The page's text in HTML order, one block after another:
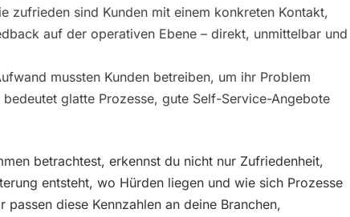
zufrieden sind Kunden mit einem konkreten Kontakt,
auf der operativen Ebene – direkt, unmittelbar und
mussten Kunden betreiben, um ihr Problem
glatte Prozesse, gute Self-Service-Angebote
betrachtest, erkennst du nicht nur Zufriedenheit,
entsteht, wo Hürden liegen und wie sich Prozesse
diese Kennzahlen an deine Branchen,